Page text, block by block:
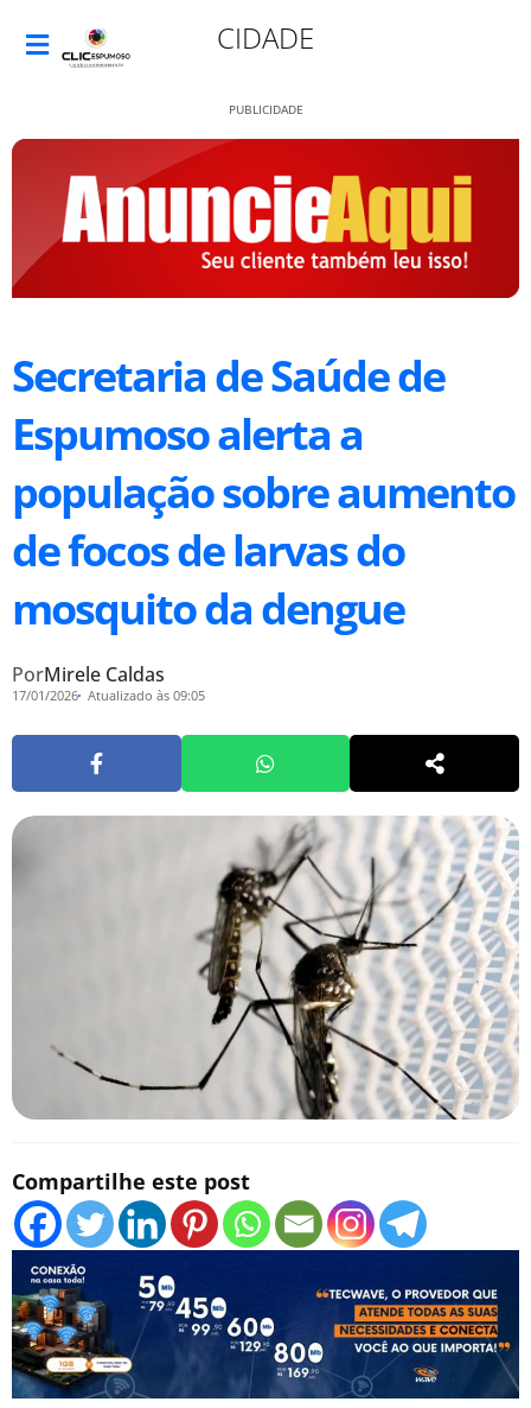
CIDADE
PUBLICIDADE
Secretaria de Saúde de
Espumoso alerta a
população sobre aumento
de focos de larvas do
mosquito da dengue
PorMirele Caldas
17/01/2026 Atualizado às 09:05
Compartilhe este post